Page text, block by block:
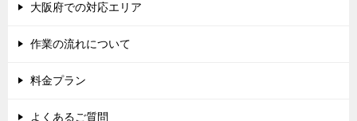
大阪府での対応エリア
作業の流れについて
料金プラン
よくあるご質問